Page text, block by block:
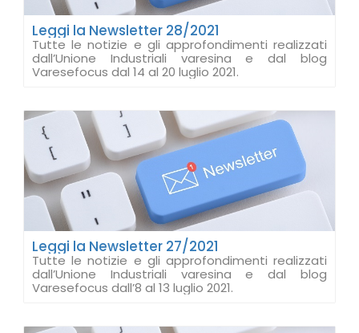
Leggi la Newsletter 28/2021
Tutte le notizie e gli approfondimenti realizzati
dall’Unione Industriali varesina e dal blog
Varesefocus dal 14 al 20 luglio 2021.
Leggi la Newsletter 27/2021
Tutte le notizie e gli approfondimenti realizzati
dall’Unione Industriali varesina e dal blog
Varesefocus dall’8 al 13 luglio 2021.